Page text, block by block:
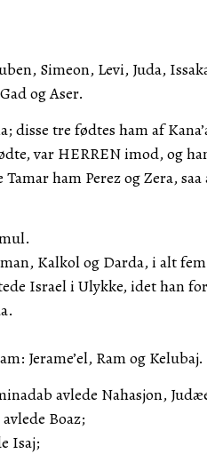
Simeon, Levi, Juda,
og Aser.
disse tre fødtes ham af
var HERREN imod, og
ham Perez og Zera, saa
Kalkol og Darda, i alt
Israel i Ulykke, idet han
Jerame’el, Ram og Kelubaj.
avlede Nahasjon,
Boaz;
Isaj;